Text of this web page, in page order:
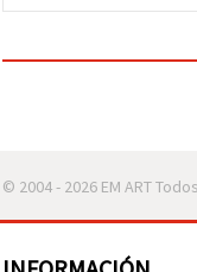
© 2004 - 2026 EM ART